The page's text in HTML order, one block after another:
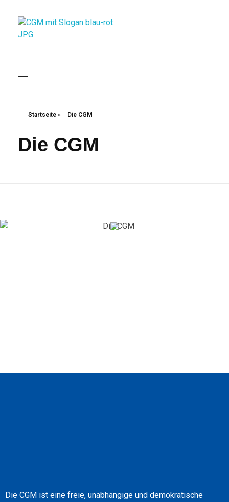
Startseite » Die CGM
Die CGM
Die CGM ist eine freie, unabhängige und demokratische